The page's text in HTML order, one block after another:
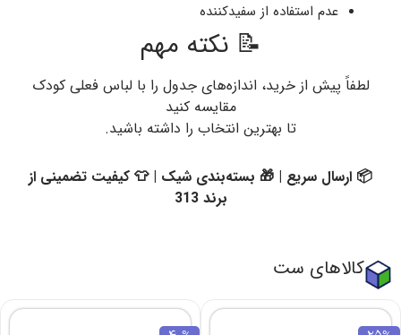
عدم استفاده از سفیدکننده
📝 نکته مهم
لطفاً پیش از خرید، اندازه‌های جدول را با لباس فعلی کودک
مقایسه کنید
تا بهترین انتخاب را داشته باشید.
📦 ارسال سریع | 🎁 بسته‌بندی شیک | 👕 کیفیت تضمینی از
برند 313
کالاهای ست